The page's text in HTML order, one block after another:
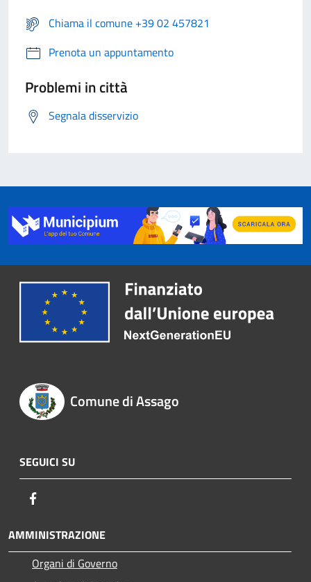
Chiama il comune +39 02 457821
Prenota un appuntamento
Problemi in città
Segnala disservizio
Comune di Assago
SEGUICI SU
AMMINISTRAZIONE
Organi di Governo